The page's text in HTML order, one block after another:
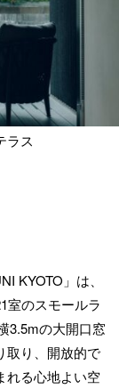
ラス
KYOTO」は、
室のスモールラ
3.5mの大開口窓
取り、開放的で
れる心地よい空